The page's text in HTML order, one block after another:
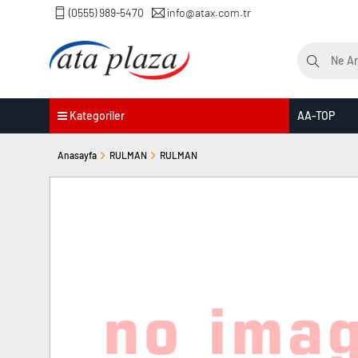
(0555) 989-5470 info@atax.com.tr
Kategoriler AA-TOP
Anasayfa RULMAN RULMAN